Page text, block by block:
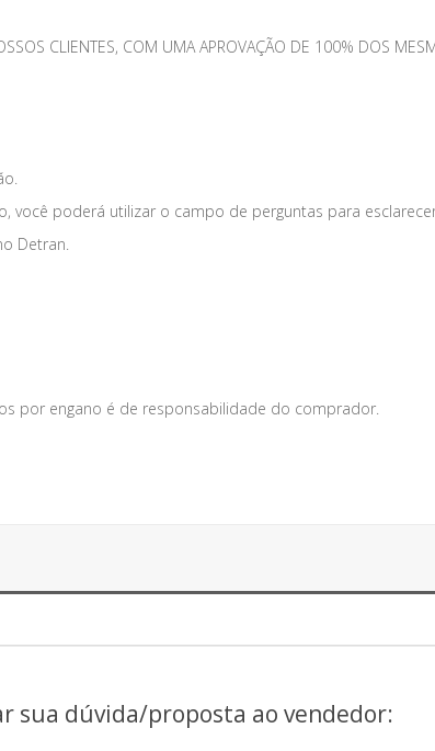
CLIENTES, COM UMA APROVAÇÃO DE 100% DOS
poderá utilizar o campo de perguntas para
Detran.
por engano é de responsabilidade do comprador.
sua dúvida/proposta ao vendedor: